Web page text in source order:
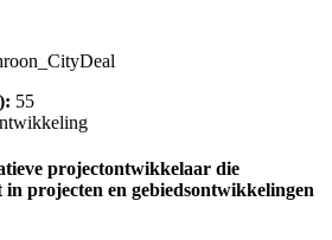
55
projectontwikkelaar die
projecten en gebiedsontwikkelingen